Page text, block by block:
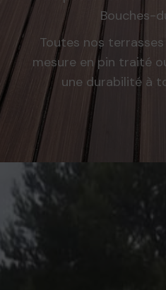
Bouches-
Toutes nos
mesure en pin traité
une durabilité à